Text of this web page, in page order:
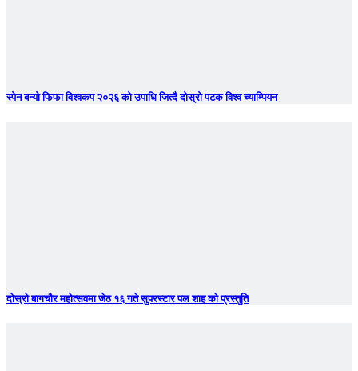
स्पेन बन्याे फिफा विश्वकप २०२६ को उपाधि जित्दै दोस्रो पटक विश्व च्याम्पियन
दोस्रो बागचौर महोत्सवमा जेठ १६ गते सुपरस्टार पल शाह को प्रस्तुति